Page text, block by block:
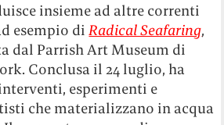
insieme ad altre correnti
esempio diRadical Seafaring,
dal Parrish Art Museum di
Conclusa il 24 luglio, ha
esperimenti e
che materializzano in acqua